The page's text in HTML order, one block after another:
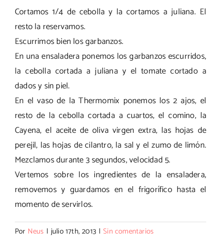
Cortamos 1/4 de cebolla y la cortamos a juliana. El
resto la reservamos.
Escurrimos bien los garbanzos.
En una ensaladera ponemos los garbanzos escurridos,
la cebolla cortada a juliana y el tomate cortado a
dados y sin piel.
En el vaso de la Thermomix ponemos los 2 ajos, el
resto de la cebolla cortada a cuartos, el comino, la
Cayena, el aceite de oliva virgen extra, las hojas de
perejil, las hojas de cilantro, la sal y el zumo de limón.
Mezclamos durante 3 segundos, velocidad 5.
Vertemos sobre los ingredientes de la ensaladera,
removemos y guardamos en el frigorífico hasta el
momento de servirlos.
Por Neus | julio 17th, 2013 | Sin comentarios